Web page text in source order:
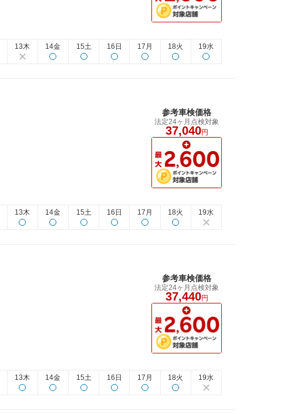
13木 14金 15土 16日 17月 18火 19水
参考車検価格
法定24ヶ月点検対象
37,040円
13木 14金 15土 16日 17月 18火 19水
参考車検価格
法定24ヶ月点検対象
37,440円
13木 14金 15土 16日 17月 18火 19水